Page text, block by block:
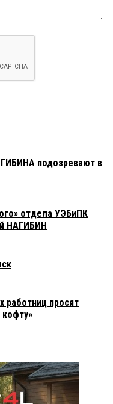
подозревают в
отдела УЭБиПК
НАГИБИН
работниц просят
кофту»